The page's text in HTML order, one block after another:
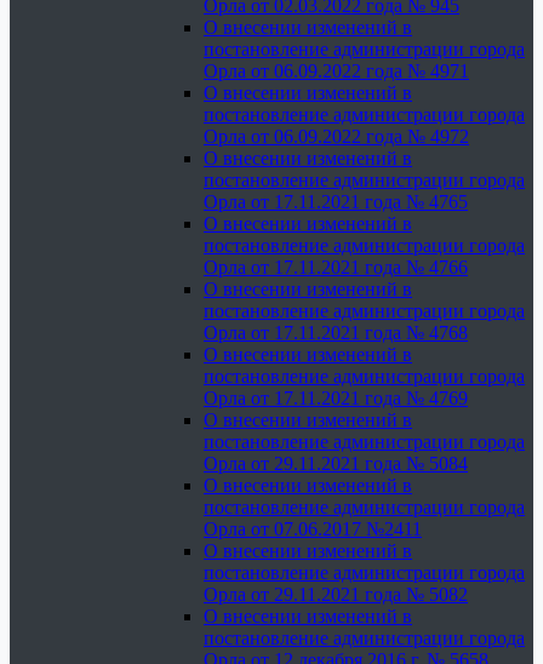
Орла от 02.03.2022 года № 945
О внесении изменений в
постановление администрации города
Орла от 06.09.2022 года № 4971
О внесении изменений в
постановление администрации города
Орла от 06.09.2022 года № 4972
О внесении изменений в
постановление администрации города
Орла от 17.11.2021 года № 4765
О внесении изменений в
постановление администрации города
Орла от 17.11.2021 года № 4766
О внесении изменений в
постановление администрации города
Орла от 17.11.2021 года № 4768
О внесении изменений в
постановление администрации города
Орла от 17.11.2021 года № 4769
О внесении изменений в
постановление администрации города
Орла от 29.11.2021 года № 5084
О внесении изменений в
постановление администрации города
Орла от 07.06.2017 №2411
О внесении изменений в
постановление администрации города
Орла от 29.11.2021 года № 5082
О внесении изменений в
постановление администрации города
Орла от 12 декабря 2016 г. № 5658